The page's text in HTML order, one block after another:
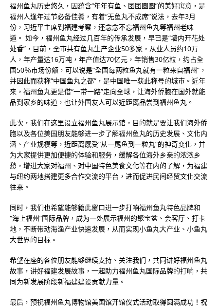
福州鱼丸历史悠久，因蕴含“年年有鱼、团团圆圆”的美好寓意，是
福州人逢年过节必备佳肴，有着“无鱼丸不成席”说法，去年3月
份，习近平主席到福建考察，还念念不忘福州鱼丸等福州老味
道。 如今，福州鱼丸经过几百年的传承发展，早已是“墙内开花处
处香”，目前，全市共有鱼丸生产企业50多家，从业人员约10万
人，年产量达16万吨，年产值达70亿元，年销售30亿粒，约占全
国50％市场份额，可以说是“全国每两粒鱼丸就有一粒来自福州”，
并因此而获称“中国鱼丸之都”，是中国唯一获此称号的城市。近年
来，福州鱼丸更是借“一带一路”走向全球，让海外侨胞在国外就能
品到家乡的味道，也让外国友人可以近距离品尝到福州鱼丸。
此次，我们在这里设立福州鱼丸展示馆，目的就是要让我们海外侨
胞以及各位美国朋友能够进一步了解福州鱼丸的历史发展、文化内
涵、产业规模等，近距离感受“从一尾鱼到一粒丸”的神奇变化，并
为大家提供更加便捷的体验和服务，缓解各位海外乡亲的浓浓乡
愁，增进大家对福州、对中国特色美食文化等在内的了解，为福建
与纽约两地搭建更多合作交流的平台，进而促进民间经贸文化交流
往来。
同时，我们也希望能够籍此窗口进一步打响福州鱼丸特色品牌和
“海上福州”国际品牌，成为一处展示福州的聚宝盆、会客厅、打卡
地，不断带动海渔产业快速发展，从而实现小鱼丸大产业、小鱼丸
大世界的目标。
希望在座的各位朋友能够继续支持、关注我们，共同讲好福州鱼丸
故事，讲好福建发展故事，一起助力福州鱼丸国际品牌的打响，共
同为新发展阶段新福建建设贡献力量。
最后，预祝福州鱼丸博物馆美国馆开馆仪式活动取得圆满成功！祝